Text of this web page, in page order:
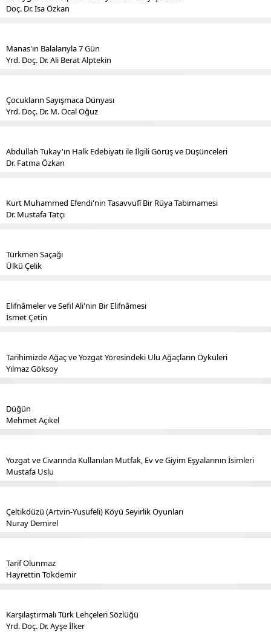
Doç. Dr. İsa Özkan
Manas'ın Balalarıyla 7 Gün
Yrd. Doç. Dr. Ali Berat Alptekin
Çocukların Sayışmaca Dünyası
Yrd. Doç. Dr. M. Öcal Oğuz
Abdullah Tukay'ın Halk Edebiyatı ile İlgili Görüş ve Düşünceleri
Dr. Fatma Özkan
Kurt Muhammed Efendi'nin Tasavvufî Bir Rüya Tabirnamesi
Dr. Mustafa Tatçı
Türkmen Saçağı
Ülkü Çelik
Elifnâmeler ve Sefil Ali'nin Bir Elifnâmesi
İsmet Çetin
Tarihimizde Ağaç ve Yozgat Yöresindeki Ulu Ağaçların Öyküleri
Yılmaz Göksoy
Düğün
Mehmet Açıkel
Yozgat ve Civarında Kullanılan Mutfak, Ev ve Giyim Eşyalarının İsimleri
Mustafa Uslu
Çeltikdüzü (Artvin-Yusufeli) Köyü Seyirlik Oyunları
Nuray Demirel
Tarif Olunmaz
Hayrettin Tokdemir
Karşılaştırmalı Türk Lehçeleri Sözlüğü
Yrd. Doç. Dr. Ayşe İlker